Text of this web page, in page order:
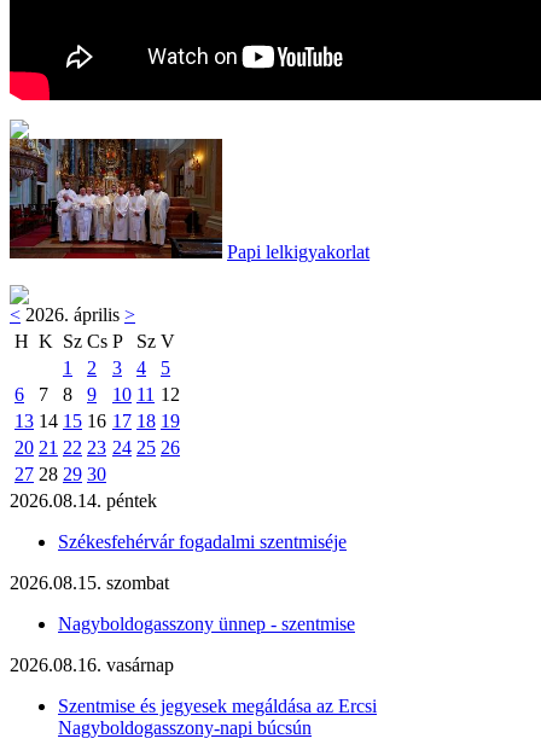
Papi lelkigyakorlat
< 2026. április >
H K Sz Cs P Sz V
1
2 3 4
5
6
7 8 9 10 11 12
13 14 15 16 17 18 19
20 21 22 23 24 25 26
27 28 29 30
2026.08.14. péntek
Székesfehérvár fogadalmi szentmiséje
2026.08.15. szombat
Nagyboldogasszony ünnep - szentmise
2026.08.16. vasárnap
Szentmise és jegyesek megáldása az Ercsi
Nagyboldogasszony-napi búcsún